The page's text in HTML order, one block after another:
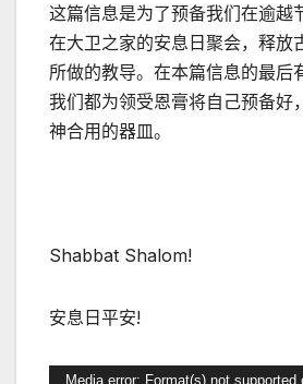
这篇信息是为了预备我们在逾越
在大卫之家的安息日聚会，释放
所做的教导。在本篇信息的最后
我们都为领受恩膏将自己预备好
神合用的器皿。
Shabbat Shalom!
安息日平安!
Media error: Format(s) not supported